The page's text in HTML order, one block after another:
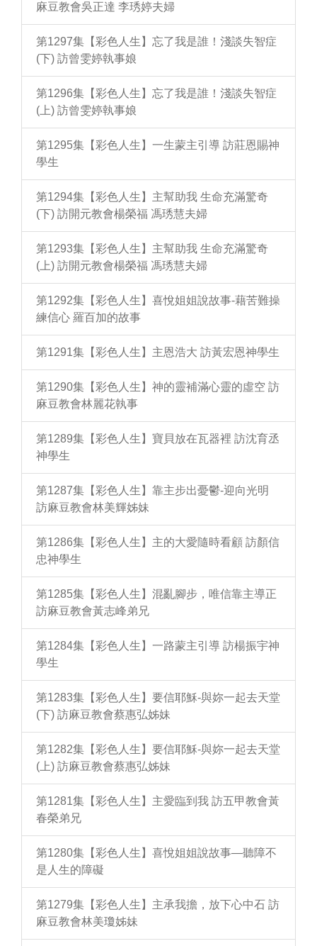
麻豆教會吳正達 李琇婷夫婦
第1297集【彩色人生】忘了我是誰！淺談失智症
(下) 訪曾雯婷執事娘
第1296集【彩色人生】忘了我是誰！淺談失智症
(上) 訪曾雯婷執事娘
第1295集【彩色人生】一生蒙主引導 訪莊恩賜神
學生
第1294集【彩色人生】主幫助我 生命充滿驚奇
(下) 訪開元教會楊榮福 馮琇慧夫婦
第1293集【彩色人生】主幫助我 生命充滿驚奇
(上) 訪開元教會楊榮福 馮琇慧夫婦
第1292集【彩色人生】喜悅姐姐說故事-藉苦難操
練信心 羅百加的故事
第1291集【彩色人生】主恩浩大 訪黃宏恩神學生
第1290集【彩色人生】神的靈補滿心靈的虛空 訪
麻豆教會林麗花執事
第1289集【彩色人生】寶貝放在瓦器裡 訪沈育丞
神學生
第1287集【彩色人生】靠主步出憂鬱-迎向光明
訪麻豆教會林美輝姊妹
第1286集【彩色人生】主的大愛隨時看顧 訪顏信
忠神學生
第1285集【彩色人生】混亂腳步，唯信靠主導正
訪麻豆教會黃志峰弟兄
第1284集【彩色人生】一路蒙主引導 訪楊振宇神
學生
第1283集【彩色人生】要信耶穌-與妳一起去天堂
(下) 訪麻豆教會蔡惠弘姊妹
第1282集【彩色人生】要信耶穌-與妳一起去天堂
(上) 訪麻豆教會蔡惠弘姊妹
第1281集【彩色人生】主愛臨到我 訪五甲教會黃
春榮弟兄
第1280集【彩色人生】喜悅姐姐說故事—聽障不
是人生的障礙
第1279集【彩色人生】主承我擔，放下心中石 訪
麻豆教會林美瓊姊妹